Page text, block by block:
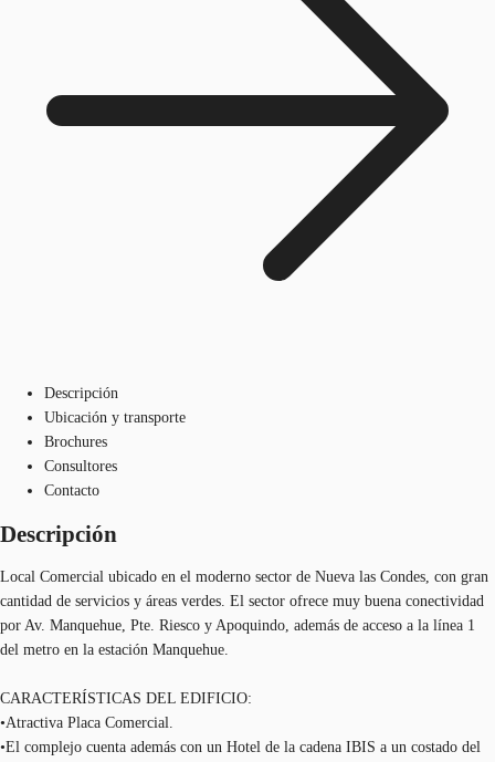
Descripción
Ubicación y transporte
Brochures
Consultores
Contacto
Descripción
Local Comercial ubicado en el moderno sector de Nueva las Condes, con gran
cantidad de servicios y áreas verdes. El sector ofrece muy buena conectividad
por Av. Manquehue, Pte. Riesco y Apoquindo, además de acceso a la línea 1
del metro en la estación Manquehue.
CARACTERÍSTICAS DEL EDIFICIO:
•Atractiva Placa Comercial.
•El complejo cuenta además con un Hotel de la cadena IBIS a un costado del